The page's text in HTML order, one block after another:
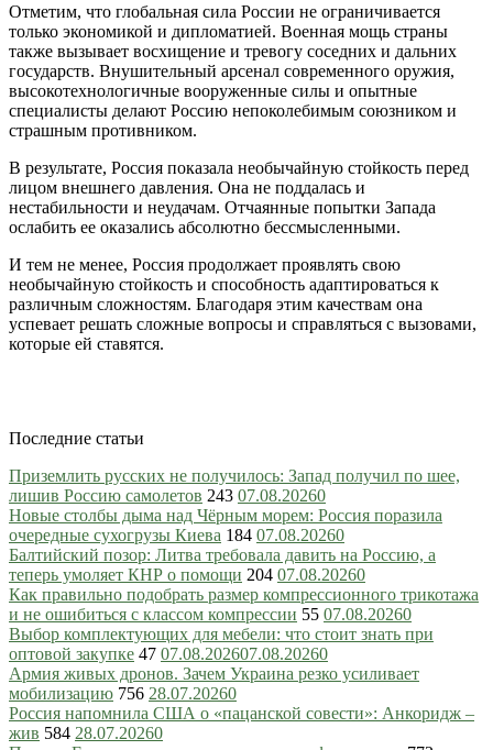
Отметим, что глобальная сила России не ограничивается
только экономикой и дипломатией. Военная мощь страны
также вызывает восхищение и тревогу соседних и дальних
государств. Внушительный арсенал современного оружия,
высокотехнологичные вооруженные силы и опытные
специалисты делают Россию непоколебимым союзником и
страшным противником.
В результате, Россия показала необычайную стойкость перед
лицом внешнего давления. Она не поддалась и
нестабильности и неудачам. Отчаянные попытки Запада
ослабить ее оказались абсолютно бессмысленными.
И тем не менее, Россия продолжает проявлять свою
необычайную стойкость и способность адаптироваться к
различным сложностям. Благодаря этим качествам она
успевает решать сложные вопросы и справляться с вызовами,
которые ей ставятся.
Последние статьи
Приземлить русских не получилось: Запад получил по шее,
лишив Россию самолетов 243 07.08.20260
Новые столбы дыма над Чёрным морем: Россия поразила
очередные сухогрузы Киева 184 07.08.20260
Балтийский позор: Литва требовала давить на Россию, а
теперь умоляет КНР о помощи 204 07.08.20260
Как правильно подобрать размер компрессионного трикотажа
и не ошибиться с классом компрессии 55 07.08.20260
Выбор комплектующих для мебели: что стоит знать при
оптовой закупке 47 07.08.202607.08.20260
Армия живых дронов. Зачем Украина резко усиливает
мобилизацию 756 28.07.20260
Россия напомнила США о «пацанской совести»: Анкоридж –
жив 584 28.07.20260